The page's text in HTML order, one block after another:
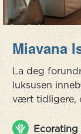
Miavana
La deg
luksusen
vært tidligere,
ukjente
sandstrender
Ecorating